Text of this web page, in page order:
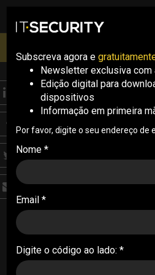
Inscrições
Estado da
mais relevo em todos
vida, quer enquanto
empresas ou mesmo
Por Nuno Neves, Chief Security
Subscreva agora e
Newsletter exclusiva
Edição digital para
dispositivos
Informação em primeira
Por favor, digite o seu endereço de
Nome *
Email *
Digite o código ao lado: *